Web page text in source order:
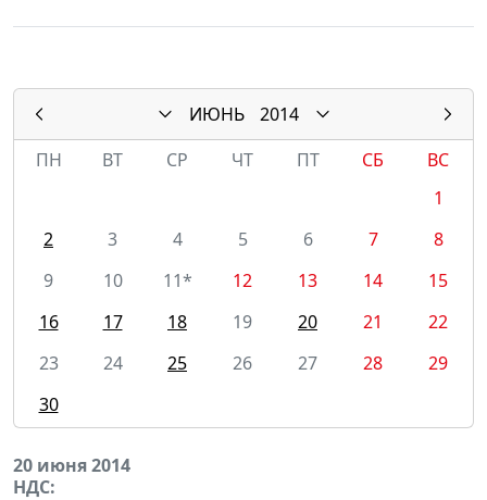
ИЮНЬ
2014
ПН
ВТ СР ЧТ ПТ СБ
ВС
1
2
3 4 5 6 7
8
9
10 11* 12 13 14
15
16
17 18 19 20 21
22
23
24 25 26 27 28
29
30
20 июня 2014
НДС: